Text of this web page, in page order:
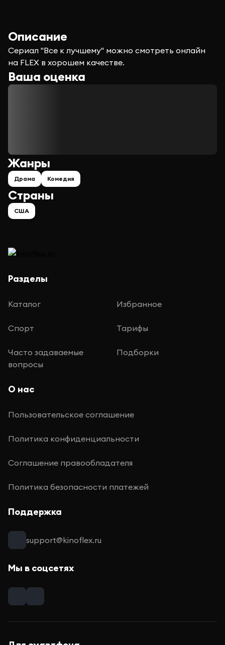
Описание
Сериал "Все к лучшему" можно смотреть онлайн
на FLEX в хорошем качестве.
Ваша оценка
Страны
США
Жанры
Драма Комедия
Разделы
Каталог Избранное
Спорт Тарифы
Часто задаваемые
вопросы
Подборки
О нас
Пользовательское соглашение
Политика конфиденциальности
Соглашение правообладателя
Политика безопасности платежей
Поддержка
support@kinoflex.ru
Мы в соцсетях